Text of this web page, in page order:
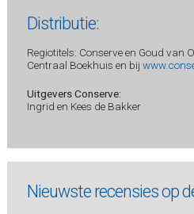
Distributie:
Regiotitels: Conserve en Goud van
Centraal Boekhuis en bij
Uitgevers Conserve:
Ingrid en Kees de Bakker
Nieuwste recensies op